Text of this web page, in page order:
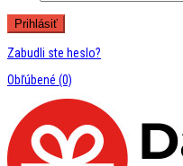
Zabudli ste heslo?
Obľúbené (0)